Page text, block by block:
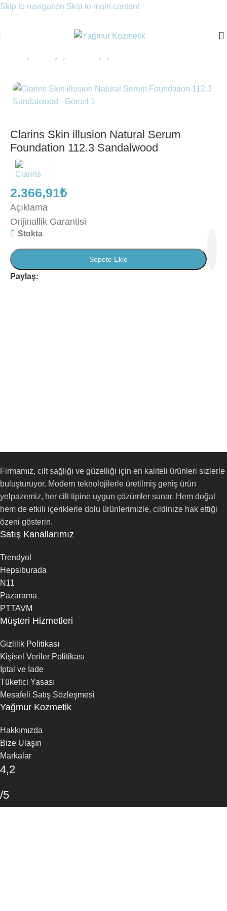
Skip to navigation Skip to main content
Clarins Skin illusion Natural Serum
Foundation 112.3 Sandalwood
2.366,91₺
Açıklama
Orijinallik Garantisi
Stokta
Sepete Ekle
Paylaş:
Firmamız, cilt sağlığı ve güzelliği için en kaliteli ürünleri sizlerle
buluşturuyor. Modern teknolojilerle üretilmiş geniş ürün
yelpazemiz, her cilt tipine uygun çözümler sunar. Hem doğal
hem de etkili içeriklerle dolu ürünlerimizle, cildinize hak ettiği
özeni gösterin.
Satış Kanallarımız
Trendyol
Hepsiburada
N11
Pazarama
PTTAVM
Müşteri Hizmetleri
Gizlilik Politikası
Kişisel Veriler Politikası
İptal ve İade
Tüketici Yasası
Mesafeli Satış Sözleşmesi
Yağmur Kozmetik
Hakkımızda
Bize Ulaşın
Markalar
4,2
/5